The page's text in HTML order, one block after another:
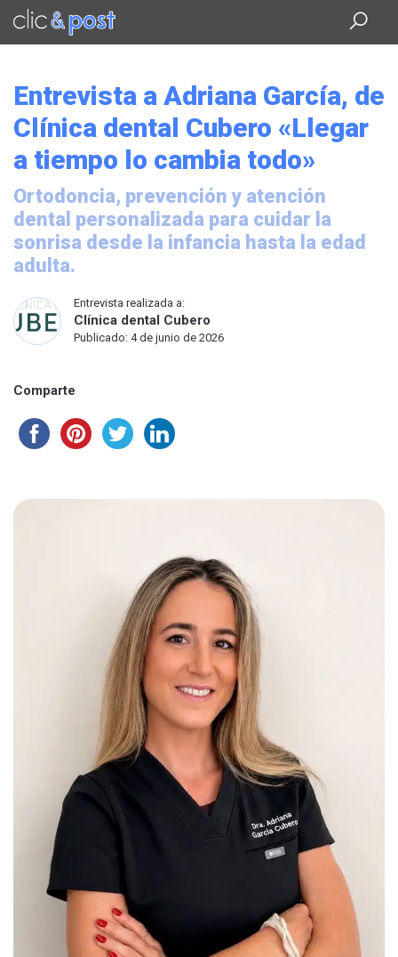
Saltar
contenido
Entrevista a Adriana García, de
Clínica dental Cubero «Llegar
a tiempo lo cambia todo»
Ortodoncia, prevención y atención
dental personalizada para cuidar la
sonrisa desde la infancia hasta la edad
adulta.
Entrevista realizada a:
Clínica dental Cubero
Publicado: 4 de junio de 2026
Comparte